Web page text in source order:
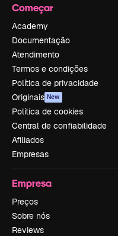
Começar
Academy
Documentação
Atendimento
Termos e condições
Política de privacidade
Originais New
Política de cookies
Central de confiabilidade
Afiliados
Empresas
Empresa
Preços
Sobre nós
Reviews